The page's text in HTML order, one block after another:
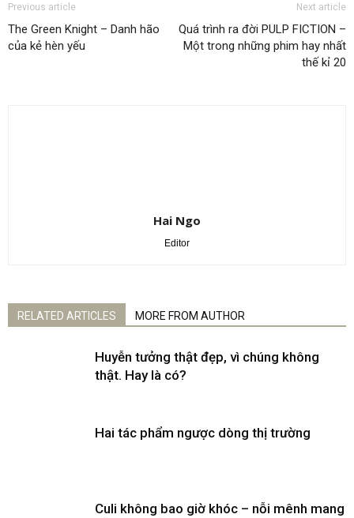
Previous article
The Green Knight – Danh hão
của kẻ hèn yếu
Next article
Quá trình ra đời PULP FICTION –
Một trong những phim hay nhất
thế kỉ 20
Hai Ngo
Editor
RELATED ARTICLES MORE FROM AUTHOR
Huyễn tưởng thật đẹp, vì chúng không
thật. Hay là có?
Hai tác phẩm ngược dòng thị trường
Culi không bao giờ khóc – nỗi mênh mang